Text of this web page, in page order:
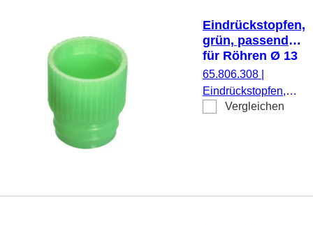
Eindrückstopfen,
grün, passend
für Röhren Ø 13
mm
65.806.308
Eindrückstopfen,
grün, passend für
Vergleichen